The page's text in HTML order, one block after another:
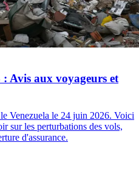
: Avis aux voyageurs et
Venezuela le 24 juin 2026. Voici
sur les perturbations des vols,
d'assurance.